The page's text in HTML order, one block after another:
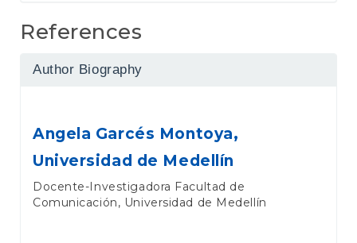
References
Author Biography
Angela Garcés Montoya,
Universidad de Medellín
Docente-Investigadora Facultad de
Comunicación, Universidad de Medellín